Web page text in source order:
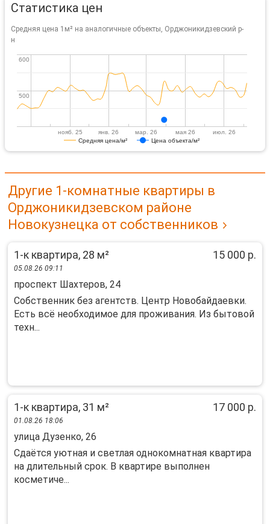
Статистика цен
Средняя цена 1м² на аналогичные объекты, Орджоникидзевский р-
н
Средняя цена/м² Цена объекта/м²
нояб. 25 янв. 26 мар. 26 мая 26 июл. 26
500
500
600
600
Другие 1-комнатные квартиры в
Орджоникидзевском районе
Новокузнецка от собственников
1-к квартира, 28 м² 15 000 р.
05.08.26 09:11
проспект Шахтеров, 24
Собственник без агентств. Центр Новобайдаевки.
Есть всё необходимое для проживания. Из бытовой
техн...
1-к квартира, 31 м² 17 000 р.
01.08.26 18:06
улица Дузенко, 26
Сдаётся уютная и светлая однокомнатная квартира
на длительный срок. В квартире выполнен
косметиче...